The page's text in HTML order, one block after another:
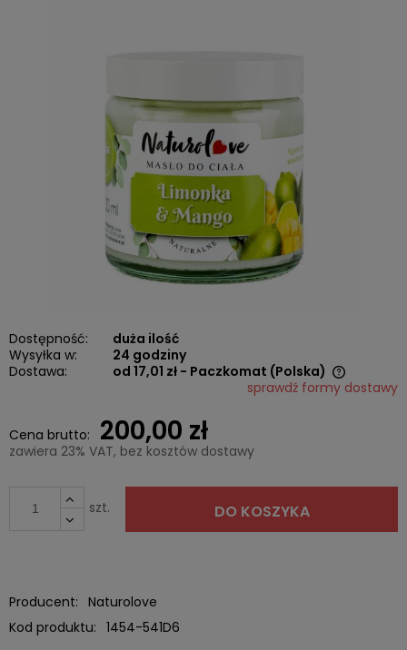
Dostępność:
duża ilość
Wysyłka w:
24 godziny
Dostawa:
od 17,01 zł - Paczkomat (Polska)
Cena nie zawiera ewentualnych kosztów płatności
sprawdź formy dostawy
Cena brutto: 200,00 zł
zawiera 23% VAT, bez kosztów dostawy
szt. DO KOSZYKA
Producent: Naturolove
Kod produktu: 1454-541D6